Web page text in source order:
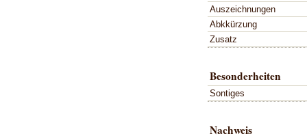
Auszeichnungen
Abkkürzung
Zusatz
Besonderheiten
Sontiges
Nachweis